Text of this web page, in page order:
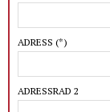
ADRESS (*)
ADRESSRAD 2